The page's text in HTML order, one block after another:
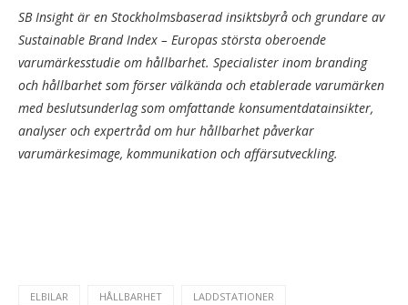
SB Insight är en Stockholmsbaserad insiktsbyrå och grundare av
Sustainable Brand Index – Europas största oberoende
varumärkesstudie om hållbarhet. Specialister inom branding
och hållbarhet som förser välkända och etablerade varumärken
med beslutsunderlag som omfattande konsumentdatainsikter,
analyser och expertråd om hur hållbarhet påverkar
varumärkesimage, kommunikation och affärsutveckling.
ELBILAR HÅLLBARHET LADDSTATIONER